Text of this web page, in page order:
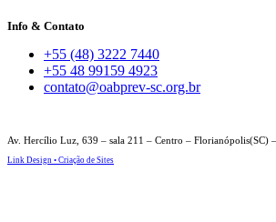
Info & Contato
+55 (48) 3222 7440
+55 48 99159 4923
contato@oabprev-sc.org.br
Av. Hercílio Luz, 639 – sala 211 – Centro – Florianópolis(SC)
Link Design • Criação de Sites